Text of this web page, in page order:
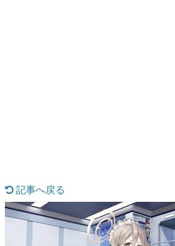
若ゲのいたり〜ゲームク
『うつヌケ』『ペンと箸』等で
一先生によるゲーム業界レポー
記事へ戻る